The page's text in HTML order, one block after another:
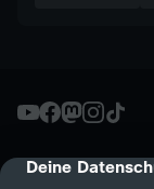
cmp-dialog-
Deine
m
T